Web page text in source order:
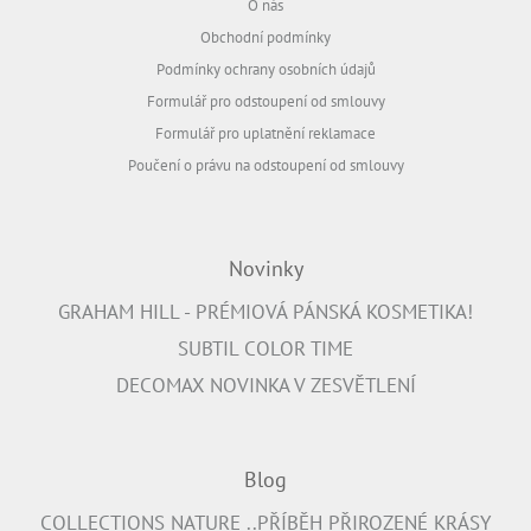
O nás
Obchodní podmínky
Podmínky ochrany osobních údajů
Formulář pro odstoupení od smlouvy
Formulář pro uplatnění reklamace
Poučení o právu na odstoupení od smlouvy
Novinky
GRAHAM HILL - PRÉMIOVÁ PÁNSKÁ KOSMETIKA!
SUBTIL COLOR TIME
DECOMAX NOVINKA V ZESVĚTLENÍ
Blog
COLLECTIONS NATURE ..PŘÍBĚH PŘIROZENÉ KRÁSY